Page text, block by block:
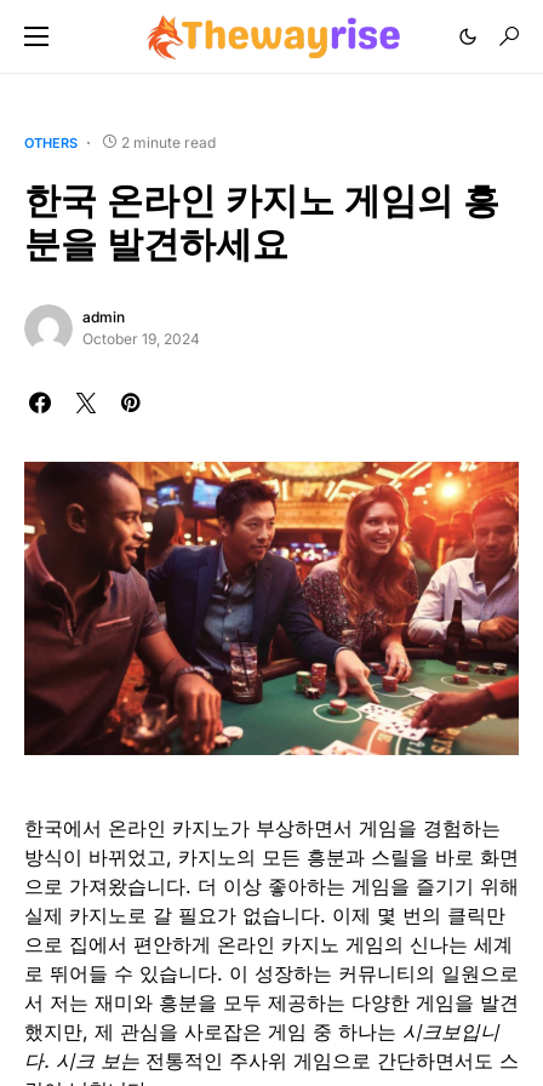
OTHERS 2 minute read
한국 온라인 카지노 게임의 흥
분을 발견하세요
admin
October 19, 2024
한국에서 온라인 카지노가 부상하면서 게임을 경험하는
방식이 바뀌었고, 카지노의 모든 흥분과 스릴을 바로 화면
으로 가져왔습니다. 더 이상 좋아하는 게임을 즐기기 위해
실제 카지노로 갈 필요가 없습니다. 이제 몇 번의 클릭만
으로 집에서 편안하게 온라인 카지노 게임의 신나는 세계
로 뛰어들 수 있습니다. 이 성장하는 커뮤니티의 일원으로
서 저는 재미와 흥분을 모두 제공하는 다양한 게임을 발견
했지만, 제 관심을 사로잡은 게임 중 하나는 시크보입니
다. 시크 보는 전통적인 주사위 게임으로 간단하면서도 스